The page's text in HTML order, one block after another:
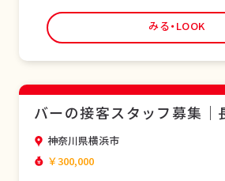
す。未経験の方でも研修制度があり、日
基礎から学べます。正社員として安定し
的なキャリア形成が可能です。シフト
みる・LOOK
バーの接客スタッフ募集｜
神奈川県横浜市
￥300,000